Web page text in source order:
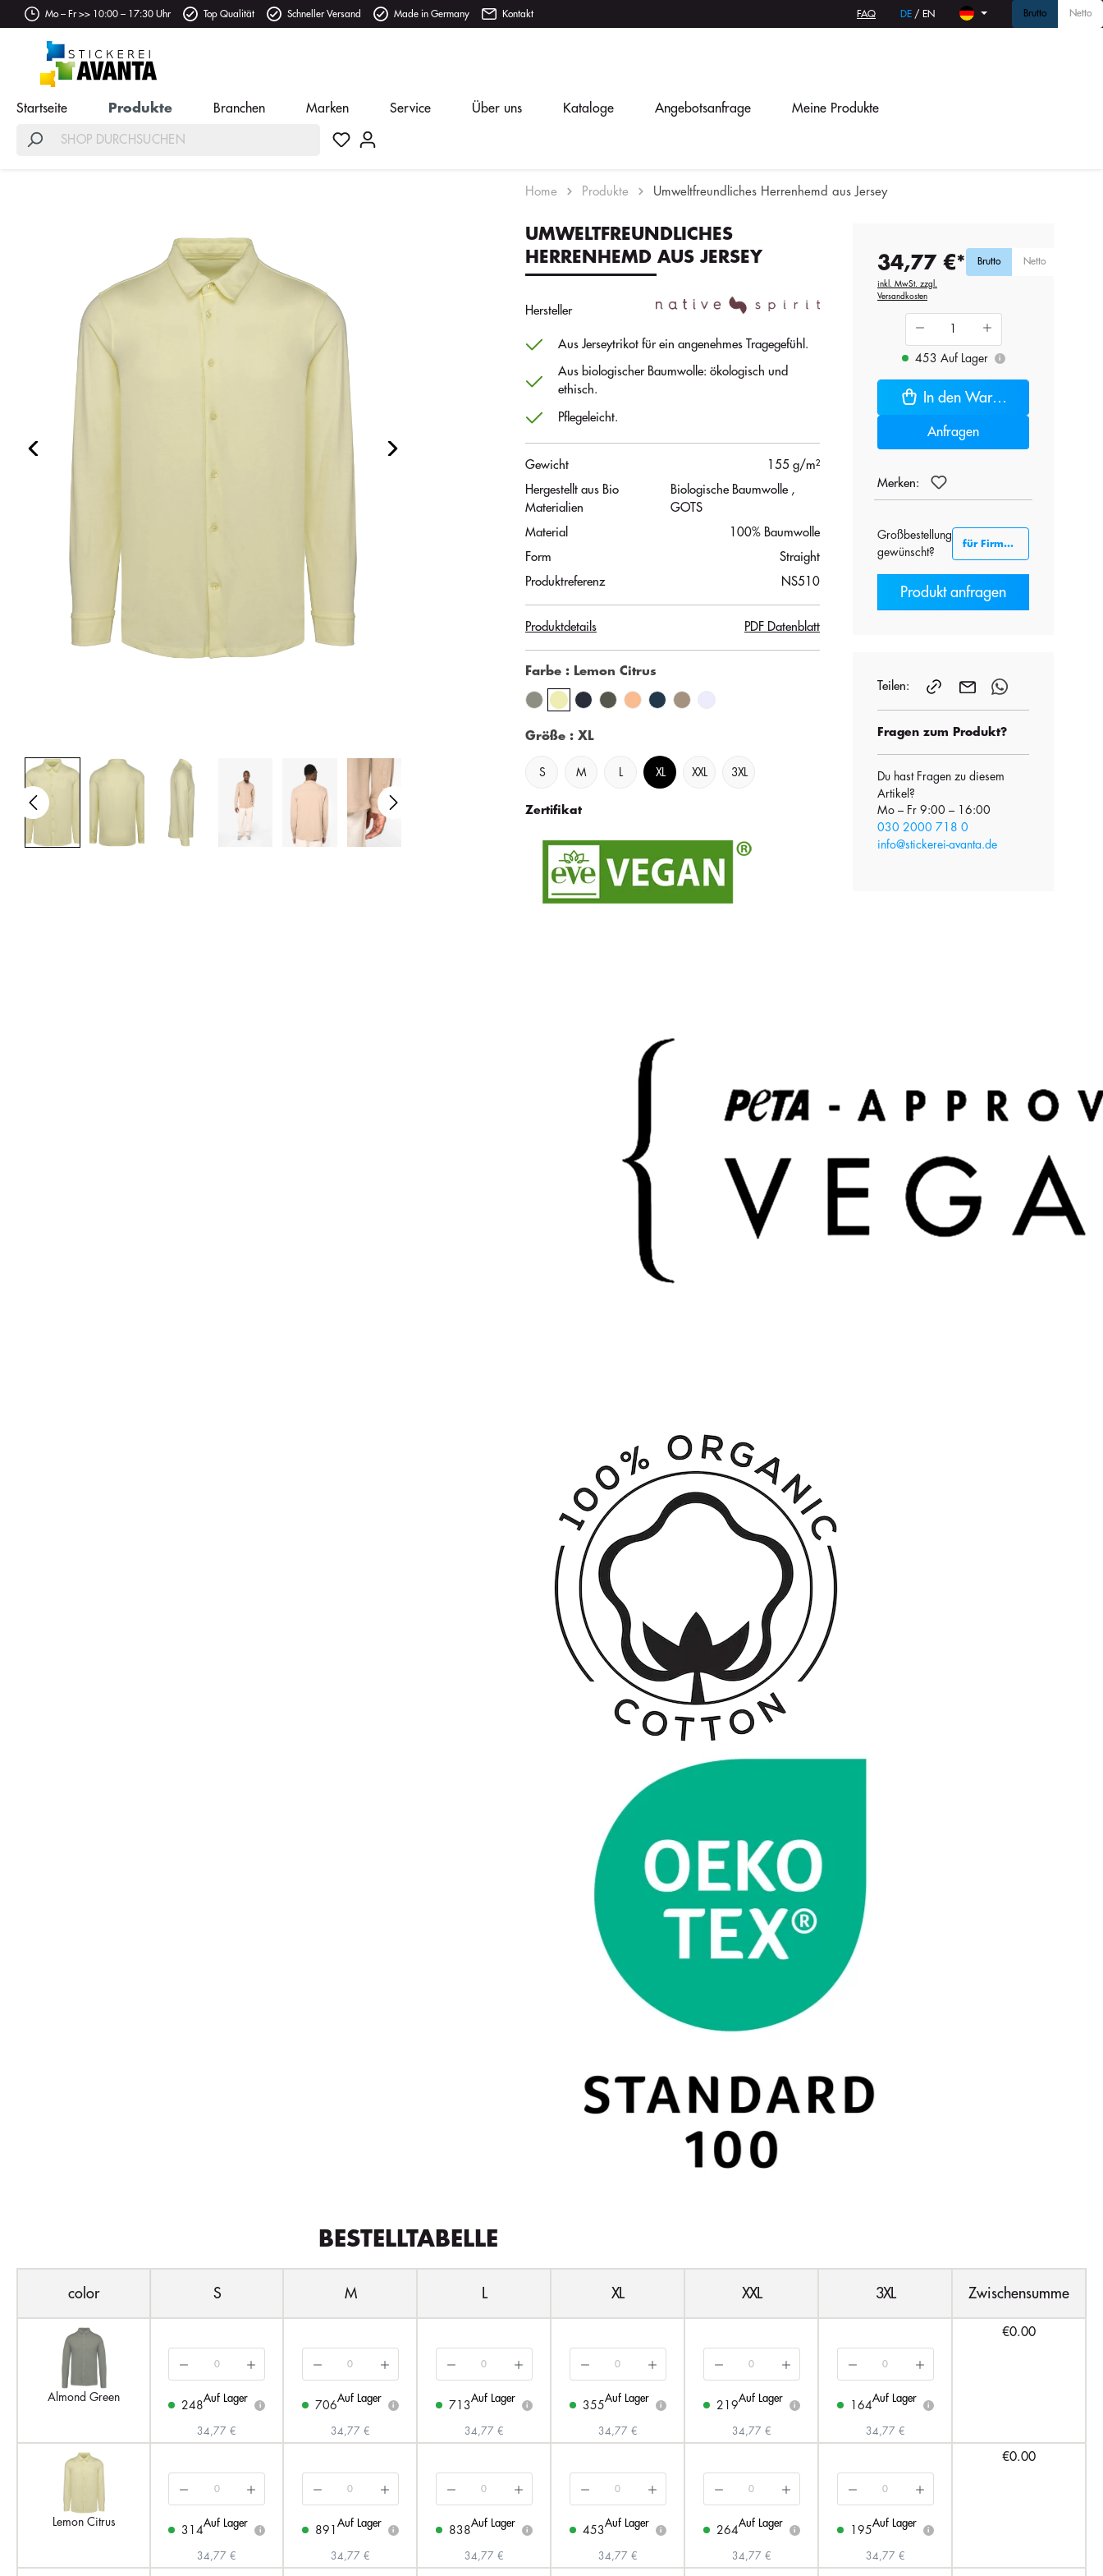
Mo – Fr >> 10:00 – 17:30 Uhr Top Qualität Schneller Versand Made in Germany Kontakt FAQ DE / EN Brutto Netto
Startseite Produkte Branchen Marken Service Über uns Kataloge Angebotsanfrage Meine Produkte
Home Produkte Umweltfreundliches Herrenhemd aus Jersey
UMWELTFREUNDLICHES
HERRENHEMD AUS JERSEY
Hersteller
Aus Jerseytrikot für ein angenehmes Tragegefühl.
Aus biologischer Baumwolle: ökologisch und
ethisch.
Pflegeleicht.
Gewicht
155 g/m²
Hergestellt aus Bio
Materialien
Biologische Baumwolle ,
GOTS
Material
100% Baumwolle
Form
Straight
Produktreferenz
NS510
Produktdetails PDF Datenblatt
Farbe : Lemon Citrus
Größe : XL
S M XL XXL 3XL
Zertifikat
34,77 €*
inkl. MwSt. zzgl.
Versandkosten
Brutto Netto
453 Auf Lager i
In den Warenkorb
Anfragen
Merken:
Großbestellung
gewünscht?
für Firmenkunden B2B
Produkt anfragen
Teilen:
Fragen zum Produkt?
Du hast Fragen zu diesem
Artikel?
Mo – Fr 9:00 – 16:00
030 2000 718 0
info@stickerei-avanta.de
BESTELLTABELLE
color S M L XL XXL 3XL Zwischensumme
Almond Green
248
Auf Lager
i
34,77 €
706
Auf Lager
i
34,77 €
713
Auf Lager
i
34,77 €
355
Auf Lager
i
34,77 €
219
Auf Lager
i
34,77 €
164
Auf Lager
i
34,77 €
€0.00
Lemon Citrus
314
Auf Lager
i
34,77 €
891
Auf Lager
i
34,77 €
838
Auf Lager
i
34,77 €
453
Auf Lager
i
34,77 €
264
Auf Lager
i
34,77 €
195
Auf Lager
i
34,77 €
€0.00